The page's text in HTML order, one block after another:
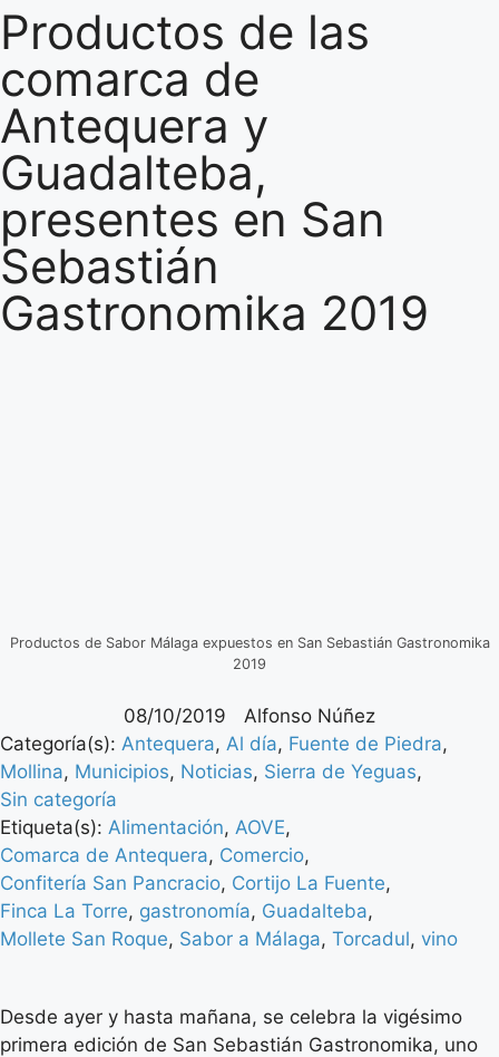
Productos de las
comarca de
Antequera y
Guadalteba,
presentes en San
Sebastián
Gastronomika 2019
Productos de Sabor Málaga expuestos en San Sebastián Gastronomika
2019
08/10/2019
Alfonso Núñez
Categoría(s): Antequera, Al día, Fuente de Piedra,
Mollina, Municipios, Noticias, Sierra de Yeguas,
Sin categoría
Etiqueta(s): Alimentación, AOVE,
Comarca de Antequera, Comercio,
Confitería San Pancracio, Cortijo La Fuente,
Finca La Torre, gastronomía, Guadalteba,
Mollete San Roque, Sabor a Málaga, Torcadul, vino
Desde ayer y hasta mañana, se celebra la vigésimo
primera edición de San Sebastián Gastronomika, uno